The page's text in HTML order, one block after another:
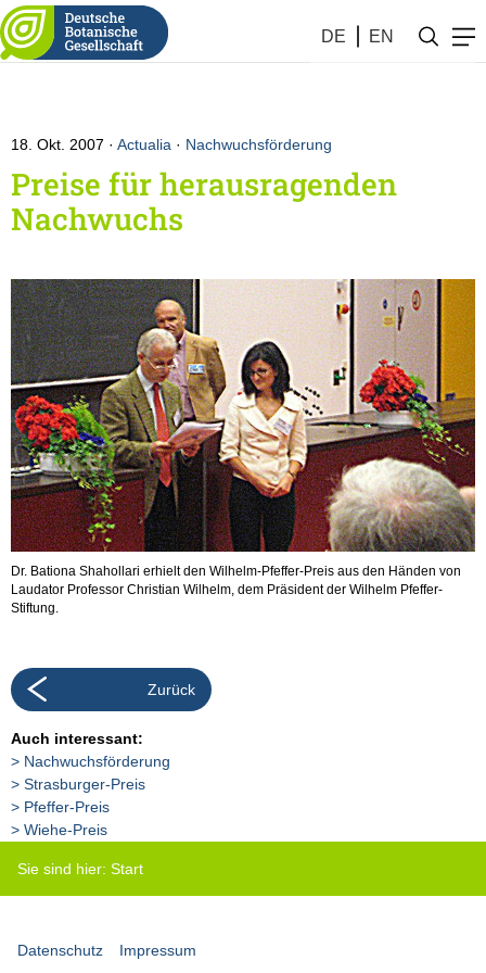
DE EN
18. Okt. 2007 Actualia · Nachwuchsförderung
Preise für herausragenden
Nachwuchs
Dr. Bationa Shahollari erhielt den Wilhelm-Pfeffer-Preis aus den Händen von
Laudator Professor Christian Wilhelm, dem Präsident der Wilhelm Pfeffer-
Stiftung.
Zurück
Auch interessant:
Nachwuchsförderung
Strasburger-Preis
Pfeffer-Preis
Wiehe-Preis
Sie sind hier: Start
Datenschutz Impressum